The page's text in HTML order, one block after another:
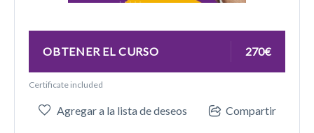
OBTENER EL CURSO 270€
Certificate included
Agregar a la lista de deseos Compartir